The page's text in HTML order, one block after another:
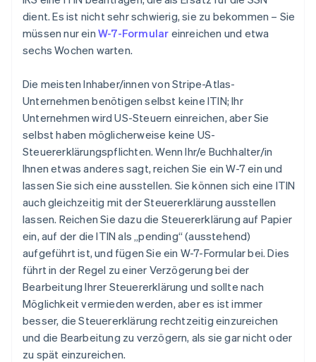
dient. Es ist nicht sehr schwierig, sie zu bekommen – Sie
müssen nur ein W-7-Formular einreichen und etwa
sechs Wochen warten.
Die meisten Inhaber/innen von Stripe-Atlas-
Unternehmen benötigen selbst keine ITIN; Ihr
Unternehmen wird US-Steuern einreichen, aber Sie
selbst haben möglicherweise keine US-
Steuererklärungspflichten. Wenn Ihr/e Buchhalter/in
Ihnen etwas anderes sagt, reichen Sie ein W-7 ein und
lassen Sie sich eine ausstellen. Sie können sich eine ITIN
auch gleichzeitig mit der Steuererklärung ausstellen
lassen. Reichen Sie dazu die Steuererklärung auf Papier
ein, auf der die ITIN als „pending“ (ausstehend)
aufgeführt ist, und fügen Sie ein W-7-Formular bei. Dies
führt in der Regel zu einer Verzögerung bei der
Bearbeitung Ihrer Steuererklärung und sollte nach
Möglichkeit vermieden werden, aber es ist immer
besser, die Steuererklärung rechtzeitig einzureichen
und die Bearbeitung zu verzögern, als sie gar nicht oder
zu spät einzureichen.